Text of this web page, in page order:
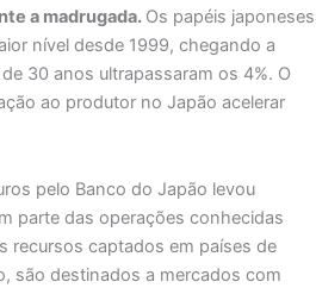
a madrugada. Os papéis japoneses
nível desde 1999, chegando a
30 anos ultrapassaram os 4%. O
ao produtor no Japão acelerar
pelo Banco do Japão levou
parte das operações conhecidas
recursos captados em países de
são destinados a mercados com